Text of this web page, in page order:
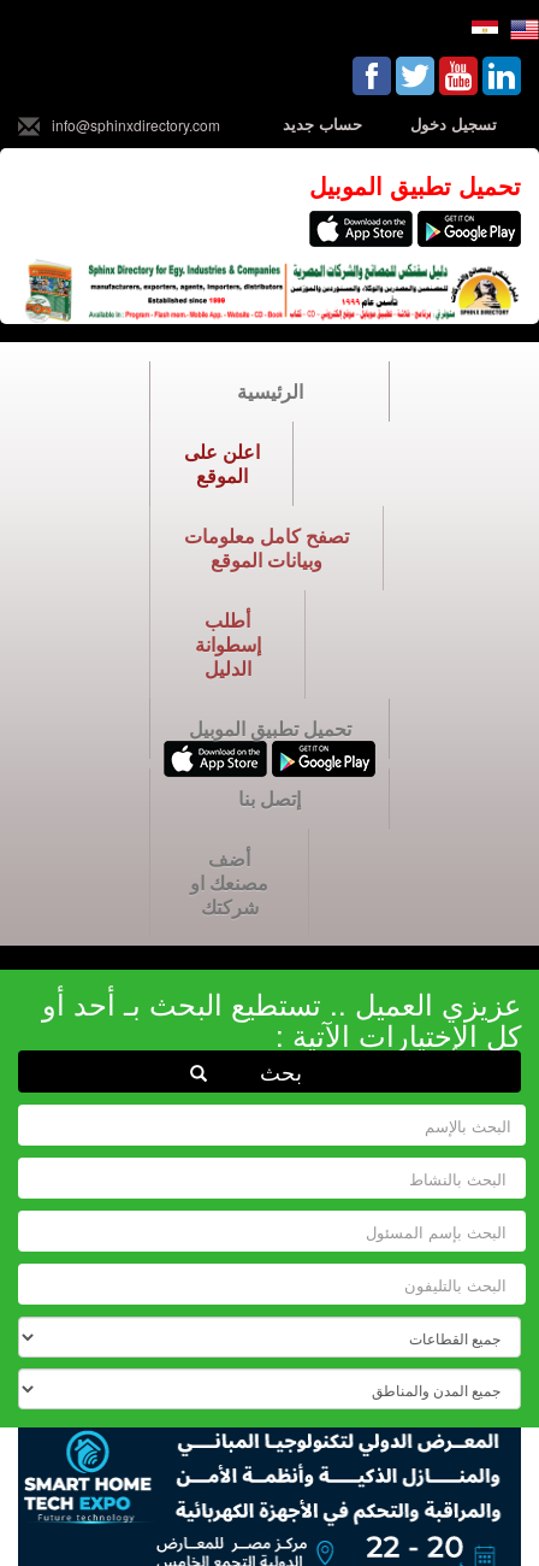
تسجيل دخول حساب جديد info@sphinxdirectory.com
تحميل تطبيق الموبيل
الرئيسية
اعلن على
الموقع
تصفح كامل معلومات
وبيانات الموقع
أطلب
إسطوانة
الدليل
تحميل تطبيق الموبيل
إتصل بنا
أضف
مصنعك او
شركتك
عزيزي العميل .. تستطيع البحث بـ أحد أو
كل الإختيارات الآتية :